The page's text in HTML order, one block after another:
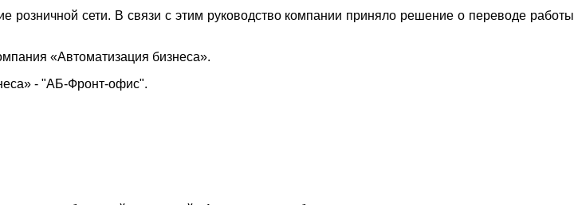
розничной сети. В связи с этим руководство компании приняло решение о переводе работы
«Автоматизация бизнеса».
- "АБ-Фронт-офис".